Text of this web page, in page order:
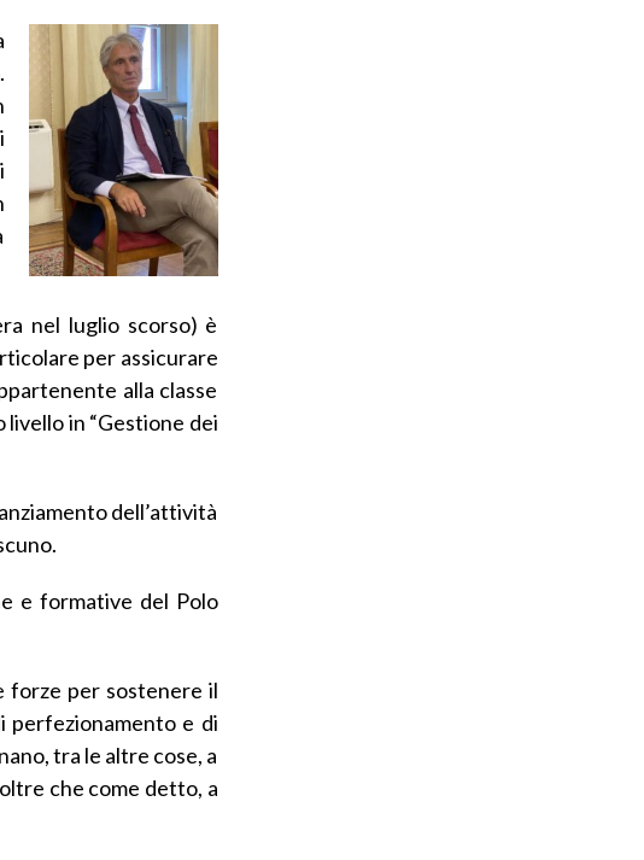
nel luglio scorso) è
per assicurare
alla classe
livello in “Gestione dei
dell’attività
e formative del Polo
forze per sostenere il
perfezionamento e di
tra le altre cose, a
che come detto, a